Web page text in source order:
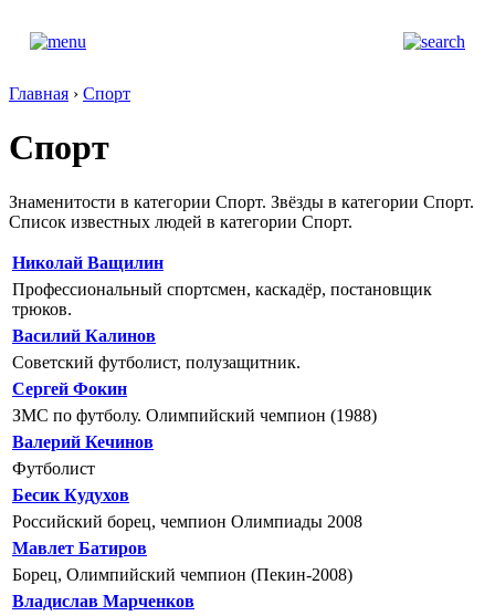
Главная › Спорт
Спорт
Знаменитости в категории Спорт. Звёзды в категории Спорт.
Список известных людей в категории Спорт.
Николай Ващилин
Профессиональный спортсмен, каскадёр, постановщик
трюков.
Василий Калинов
Советский футболист, полузащитник.
Сергей Фокин
ЗМС по футболу. Олимпийский чемпион (1988)
Валерий Кечинов
Футболист
Бесик Кудухов
Российский борец, чемпион Олимпиады 2008
Мавлет Батиров
Борец, Олимпийский чемпион (Пекин-2008)
Владислав Марченков